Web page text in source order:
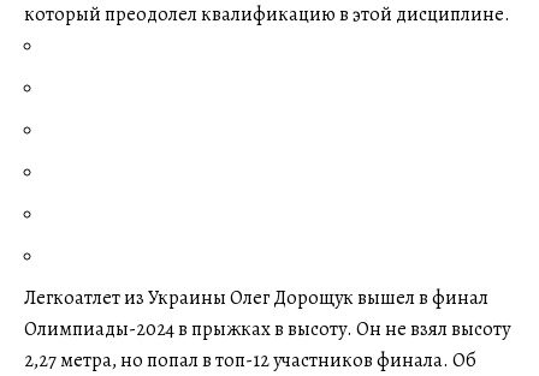
который преодолел квалификацию в этой дисциплине.
Легкоатлет из Украины Олег Дорощук вышел в финал
Олимпиады-2024 в прыжках в высоту. Он не взял высоту
2,27 метра, но попал в топ-12 участников финала. Об